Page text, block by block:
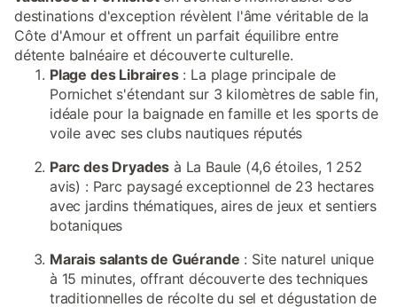
destinations d'exception révèlent l'âme véritable de la
Côte d'Amour et offrent un parfait équilibre entre
détente balnéaire et découverte culturelle.
Plage des Libraires: La plage principale de
Pornichet s'étendant sur 3 kilomètres de sable fin,
idéale pour la baignade en famille et les sports de
voile avec ses clubs nautiques réputés
Parc des Dryades à La Baule (4,6 étoiles, 1 252
avis) : Parc paysagé exceptionnel de 23 hectares
avec jardins thématiques, aires de jeux et sentiers
botaniques
Marais salants de Guérande : Site naturel unique
à 15 minutes, offrant découverte des techniques
traditionnelles de récolte du sel et dégustation de